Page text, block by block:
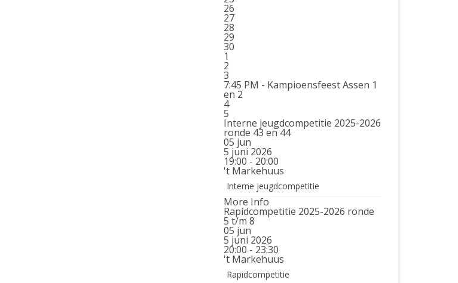
26
27
28
29
30
1
2
3
7:45 PM - Kampioensfeest Assen 1
en 2
4
5
Interne jeugdcompetitie 2025-2026
ronde 43 en 44
05 jun
5 juni 2026
19:00 - 20:00
't Markehuus
Interne jeugdcompetitie
More Info
Rapidcompetitie 2025-2026 ronde
5 t/m 8
05 jun
5 juni 2026
20:00 - 23:30
't Markehuus
Rapidcompetitie